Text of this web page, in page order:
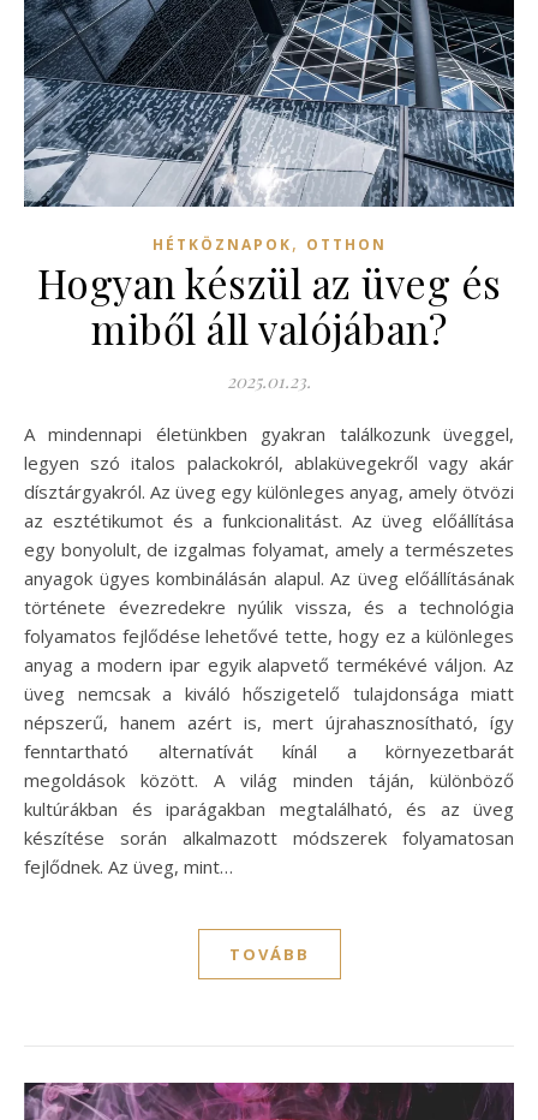
HÉTKÖZNAPOK, OTTHON
Hogyan készül az üveg és
miből áll valójában?
2025.01.23.
A mindennapi életünkben gyakran találkozunk üveggel,
legyen szó italos palackokról, ablaküvegekről vagy akár
dísztárgyakról. Az üveg egy különleges anyag, amely ötvözi
az esztétikumot és a funkcionalitást. Az üveg előállítása
egy bonyolult, de izgalmas folyamat, amely a természetes
anyagok ügyes kombinálásán alapul. Az üveg előállításának
története évezredekre nyúlik vissza, és a technológia
folyamatos fejlődése lehetővé tette, hogy ez a különleges
anyag a modern ipar egyik alapvető termékévé váljon. Az
üveg nemcsak a kiváló hőszigetelő tulajdonsága miatt
népszerű, hanem azért is, mert újrahasznosítható, így
fenntartható alternatívát kínál a környezetbarát
megoldások között. A világ minden táján, különböző
kultúrákban és iparágakban megtalálható, és az üveg
készítése során alkalmazott módszerek folyamatosan
fejlődnek. Az üveg, mint…
TOVÁBB